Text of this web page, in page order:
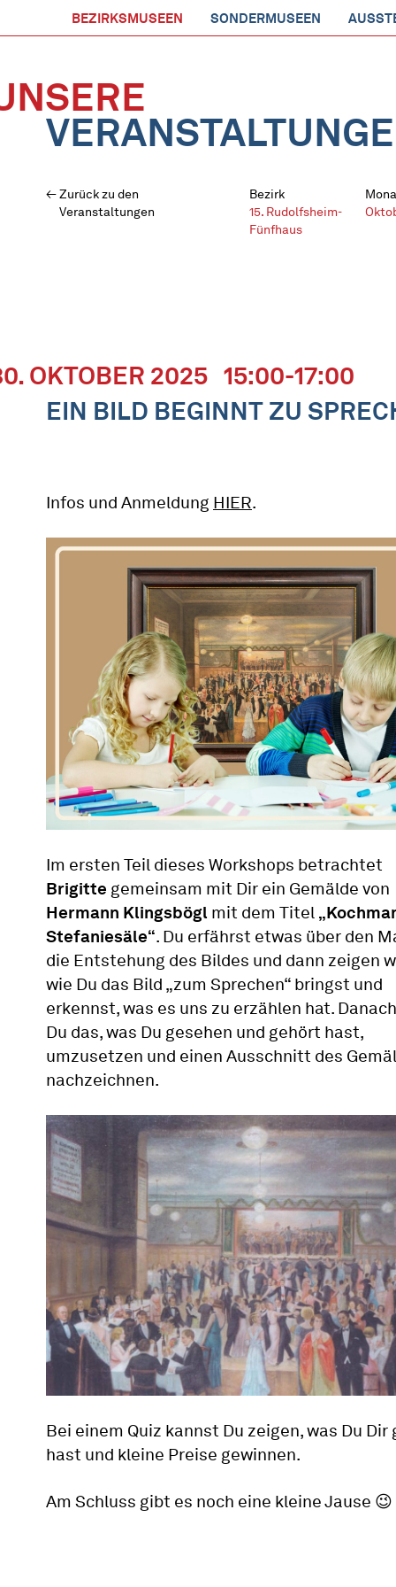
BEZIRKSMUSEEN SONDERMUSEEN
Zurück zu den
Veranstaltungen
Bezirk
15. Rudolfsheim-
Fünfhaus
OKTOBER 2025 15:00-17:00
EIN BILD BEGINNT ZU
Infos und Anmeldung HIER.
Im ersten Teil dieses Workshops betrachtet
Brigitte gemeinsam mit Dir ein Gemälde von
Hermann Klingsbögl mit dem Titel
Stefaniesäle“. Du erfährst etwas über den
die Entstehung des Bildes und dann zeigen
wie Du das Bild „zum Sprechen“ bringst und
erkennst, was es uns zu erzählen hat.
Du das, was Du gesehen und gehört hast,
umzusetzen und einen Ausschnitt des
nachzeichnen.
Bei einem Quiz kannst Du zeigen, was Du
hast und kleine Preise gewinnen.
Am Schluss gibt es noch eine kleine Jause 😉